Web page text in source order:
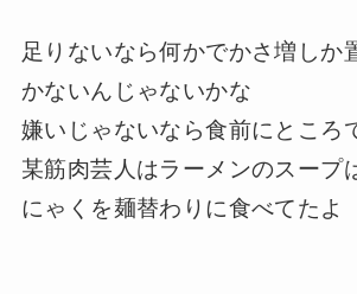
足りないなら何かでかさ増しか
かないんじゃないかな
嫌いじゃないなら食前にところ
某筋肉芸人はラーメンのスープ
にゃくを麺替わりに食べてたよ